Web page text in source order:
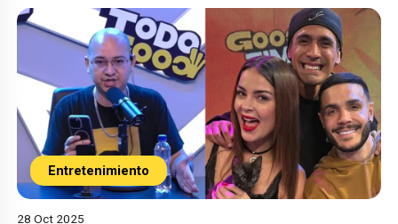
Entretenimiento
28 Oct 2025